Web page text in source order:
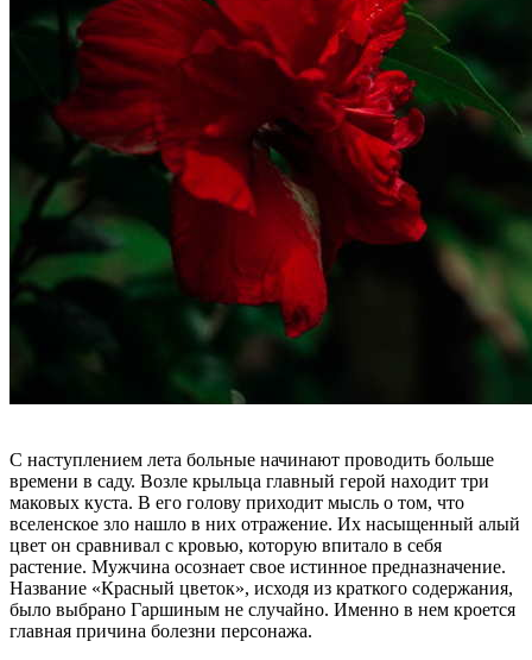
С наступлением лета больные начинают проводить больше
времени в саду. Возле крыльца главный герой находит три
маковых куста. В его голову приходит мысль о том, что
вселенское зло нашло в них отражение. Их насыщенный алый
цвет он сравнивал с кровью, которую впитало в себя
растение. Мужчина осознает свое истинное предназначение.
Название «Красный цветок», исходя из краткого содержания,
было выбрано Гаршиным не случайно. Именно в нем кроется
главная причина болезни персонажа.